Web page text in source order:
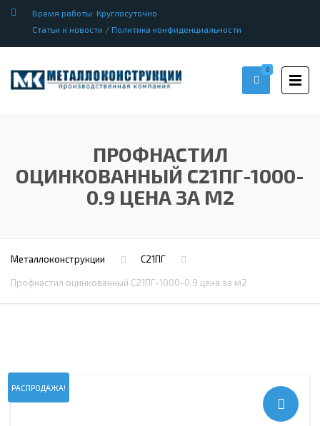
Время работы: Круглосуточно
Статьи и новости / Политика конфиденциальности
0
ПРОФНАСТИЛ
ОЦИНКОВАННЫЙ С21ПГ-1000-
0.9 ЦЕНА ЗА М2
Металлоконструкции С21ПГ
Профнастил оцинкованный С21ПГ-1000-0.9 цена за м2
РАСПРОДАЖА!